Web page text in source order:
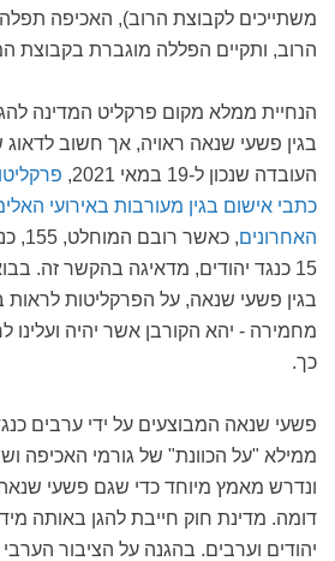
משתייכים לקבוצת הרוב), האכיפה
הרוב, ותקיים הפללה מוגברת בקבוצת
הנחיית ממלא מקום פרקליט המדינה
בגין פשעי שנאה ראויה, אך חשוב לדאוג
העובדה שנכון ל-19 במאי 2021,
כתבי אישום בגין מעורבות באירועי
האחרונים
,
15 כנגד יהודים, מדאיגה בהקשר זה.
בגין פשעי שנאה, על הפרקליטות לראות
מחמירה - יהא הקורבן אשר יהיה ועלינו
כך.
פשעי שנאה המבוצעים על ידי ערבים
ממילא "על הכוונת" של גורמי האכיפה
ונדרש מאמץ מיוחד כדי שגם פשעי שנאה
דומה. מדינת חוק חייבת להגן באותה
יהודים וערבים. בהגנה על הציבור